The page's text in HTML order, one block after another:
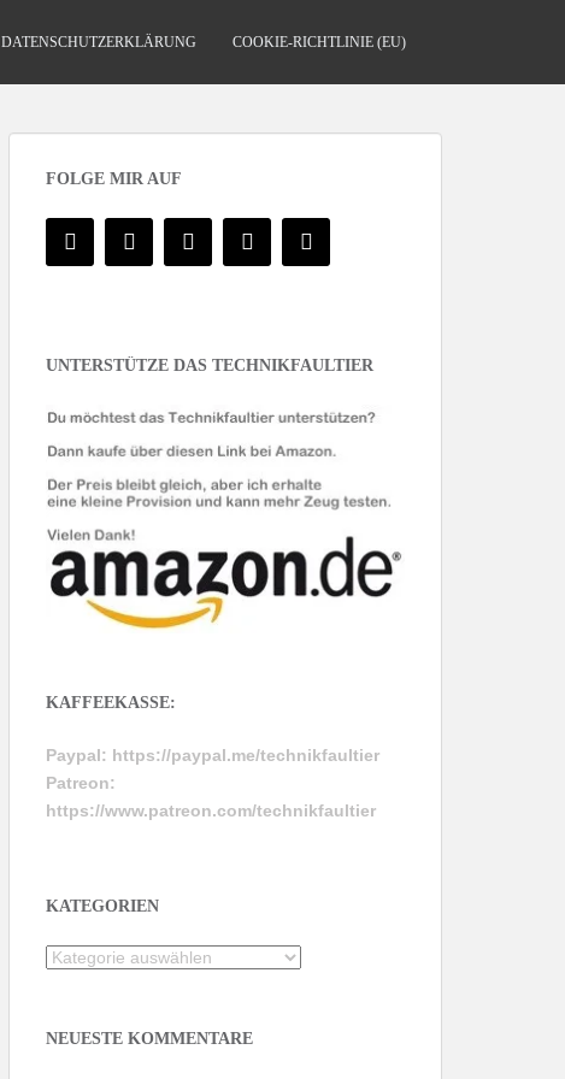
DATENSCHUTZERKLÄRUNG COOKIE-RICHTLINIE (EU)
FOLGE MIR AUF
UNTERSTÜTZE DAS TECHNIKFAULTIER
KAFFEEKASSE:
Paypal: https://paypal.me/technikfaultier
Patreon:
https://www.patreon.com/technikfaultier
KATEGORIEN
Kategorien
NEUESTE KOMMENTARE